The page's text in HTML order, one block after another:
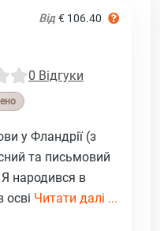
Від € 106.40
0 Відгуки
у Фландрії (з
та письмовий
народився в
Читати далі ...